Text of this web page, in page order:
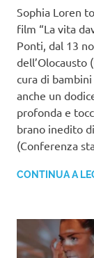
Sophia Loren
film “La vita
Ponti, dal 13
dell’Olocausto
cura di
anche un
profonda e
brano inedito di
(Conferenza
CONTINUA A